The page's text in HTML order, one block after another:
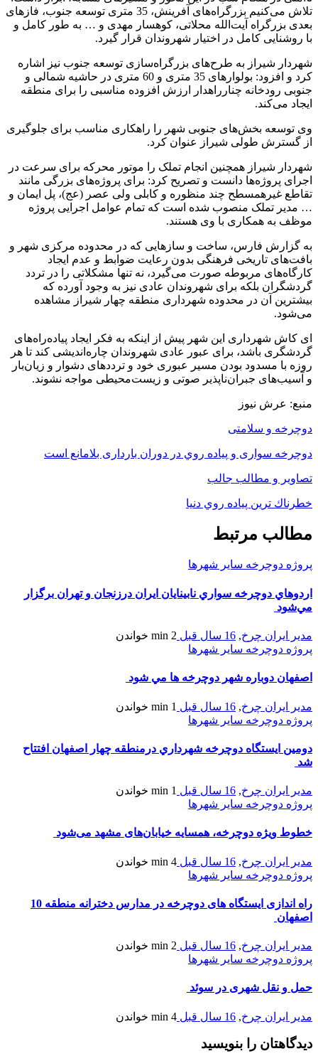
تلاش می‌کنیم بزرگراه‌های آفرینش، 35 متری توسعه جنوب، فازهای
بعدی بزرگراه آیت‌الله محلاتی، کوهسار مهدی و … به طور کامل و
با روشنایی کامل در اختیار شهروندان قرار گیرد.
شهردار شیراز به طرح‌های بزرگراه‌سازی توسعه جنوب نیز اشاره
کرد و افزود: بولوارهای 35 متری و 60 متری در حاشیه شمالی و
جنوبی رودخانه چنارراهدار ارزش افزوده مناسبی را برای منطقه
ایجاد می‌کند.
وی توسعه بخش‌های جنوبی شهر را راهکاری مناسب برای جلوگیری
از گسترش طولی شیراز عنوان کرد.
شهردار شیراز همچنین انجام تملک را موتور محرکه برای سرعت در
اجرای پروژه‌ها دانست و تصریح کرد: برای پروژه‌های بزرگی مانند
تقاطع غیرهمسطح چند منظوره و کابلی ولی عصر (عج)، پل ایمان و
… مدیر تملک منصوب شده است که تمام عوامل اجرایی پروژه
موظف به همکاری با وی هستند.
به گزارش فارس، ساخت و سازهایی که در محدوده مرکزی شهر و
بافت‌های تاریخی فرهنگی بدون رعایت ضوابط و عدم ایجاد
کارگاه‌های مربوطه صورت می‌گیرد، نه تنها مشکلاتی را در تردد
گردشگران بلکه برای شهروندان عادی نیز به وجود آورده که
بیشترین آن در محدوده شهرداری منطقه چهار شیراز مشاهده
می‌شود.
ای کاش شهرداری این شهر پیش از اینکه به فکر ایجاد پیاده‌راه‌های
گردشگری باشد، برای عبور عادی شهروندان چاره‌اندیشی کند تا هر
روزه با مسدود بودن مسیر عبوری خود و ترددهای دشوار و زیان‌بار
و آسیب‌های جبران‌ناپذیر صوتی و زیست‌محیطی مواجه نشوند.
منبع: عرش نيوز
دوچرخه و سلامتی
دوچرخه سواری و پياده روي در دوران بارداری بلامانع است
تصاویر و مطالب جالب
خطرناك ترين پياده روي دنيا
مطالب مرتبط
پروژه دوچرخه سایر شهرها
اردوهاي دوچرخه سواري نابينايان ايران درزنجان و تهران برگزار
مي‌شود
مدیر ایران چرخ, 16 سال قبل 2 min
خواندن
پروژه دوچرخه سایر شهرها
اصفهان دوباره شهر دوچرخه ها مي شود
مدیر ایران چرخ, 16 سال قبل 1 min
خواندن
پروژه دوچرخه سایر شهرها
دومين ايستگاه دوچرخه شهرداري درمنطقه چهار اصفهان افتتاح
شد
مدیر ایران چرخ, 16 سال قبل 1 min
خواندن
پروژه دوچرخه سایر شهرها
خطوط ویژه دوچرخه، همسایه خیابان‌های مشهد می‌شود
مدیر ایران چرخ, 16 سال قبل 4 min
خواندن
پروژه دوچرخه سایر شهرها
راه اندازی ایستگاه های دوچرخه در مدارس دخترانه منطقه 10
اصفهان
مدیر ایران چرخ, 16 سال قبل 2 min
خواندن
پروژه دوچرخه سایر شهرها
حمل و نقل شهری در سوئد
مدیر ایران چرخ, 16 سال قبل 4 min خواندن
دیدگاهتان را بنویسید